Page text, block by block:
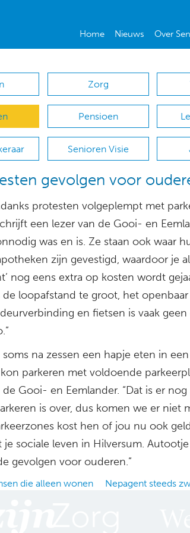
Home Nieuws Over
Zorg
Pensioen
Senioren Visie
gevolgen voor
protesten volgeplempt met
een lezer van de Gooi- en
was en is. Ze staan ook waar
zijn gevestigd, waardoor je
nog eens extra op kosten wordt
loopafstand te groot, het
en fietsen is vaak geen
soms na zessen een hapje eten in
parkeren met voldoende
Gooi- en Eemlander. “Dat is er
is over, dus komen we er niet
kost hen of jou nu ook
je sociale leven in Hilversum.
gevolgen voor ouderen.”
die alleen wonen Nepagent steeds